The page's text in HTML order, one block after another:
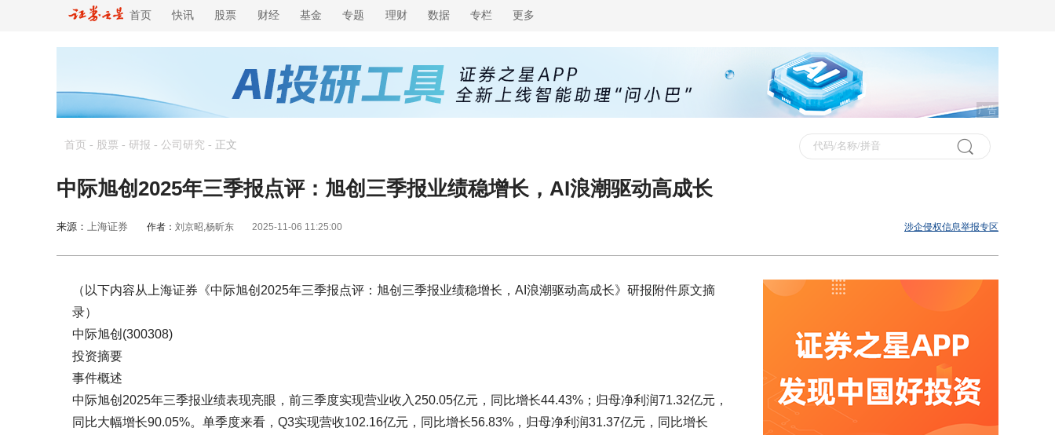
首页 快讯 股票 财经 基金 专题 理财 数据 专栏 更多
广告
首页 - 股票 - 研报 - 公司研究 - 正文
中际旭创2025年三季报点评：旭创三季报业绩稳增长，AI浪潮驱动高成长
来源： 上海证券 作者： 刘京昭,杨昕东 2025-11-06 11:25:00 涉企侵权信息举报专区
（以下内容从上海证券《中际旭创2025年三季报点评：旭创三季报业绩稳增长，AI浪潮驱动高成长》研报附件原文摘
录）
中际旭创(300308)
投资摘要
事件概述
中际旭创2025年三季报业绩表现亮眼，前三季度实现营业收入250.05亿元，同比增长44.43%；归母净利润71.32亿元，
同比大幅增长90.05%。单季度来看，Q3实现营收102.16亿元，同比增长56.83%，归母净利润31.37亿元，同比增长